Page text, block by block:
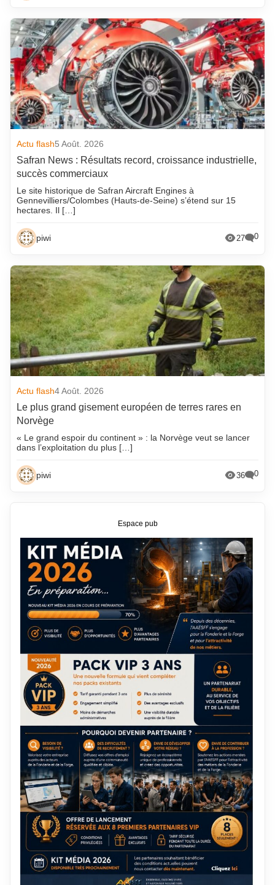
Actu flash5 Août. 2026
Safran News : Résultats record, croissance industrielle,
succès commerciaux
Le site historique de Safran Aircraft Engines à
Gennevilliers/Colombes (Hauts-de-Seine) s’étend sur 15
hectares. Il […]
piwi 27 0
Actu flash4 Août. 2026
Le plus grand gisement européen de terres rares en
Norvège
« Le grand espoir du continent » : la Norvège veut se lancer
dans l’exploitation du plus […]
piwi 36 0
Espace pub